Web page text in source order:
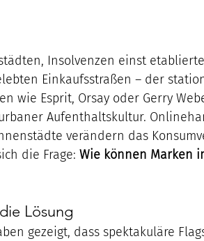
Insolvenzen einst
Einkaufsstraßen – der
wie Esprit, Orsay oder Gerry
Aufenthaltskultur.
verändern das
die Frage: Wie können Marken
Lösung
gezeigt, dass spektakuläre